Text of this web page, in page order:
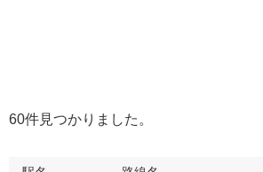
60件見つかりました。